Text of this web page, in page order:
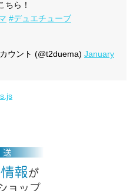
ちら！
#デュエチューブ
ウント (@t2duema) January